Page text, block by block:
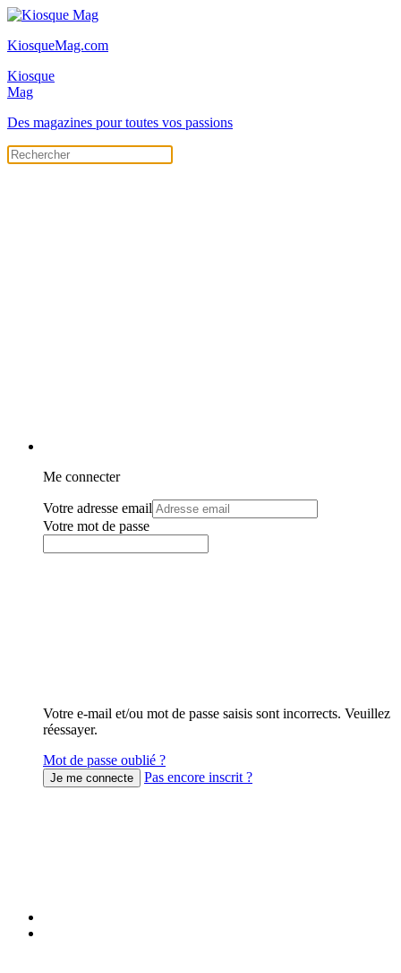
KiosqueMag.com
Kiosque
Mag
Des magazines pour toutes vos passions
Me connecter
Votre adresse email
Votre mot de passe
Votre e-mail et/ou mot de passe saisis sont incorrects. Veuillez
réessayer.
Mot de passe oublié ?
Pas encore inscrit ?